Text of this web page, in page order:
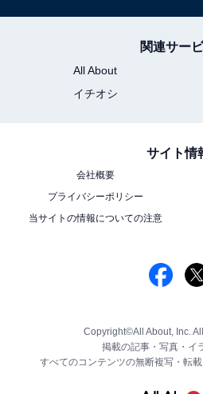
関連サー
All About
イチオシ
サイト情
会社概要
プライバシーポリシー
当サイトの情報についての注意
Copyright©All About, Inc.
掲載の記事・写真・イ
すべてのコンテンツの無断複写・転